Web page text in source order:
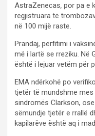
AstraZenecas, por pa e
regjistruara të
në 100 mijë raste.
Prandaj, përfitimi i
më i lartë se rreziku. Në
është i lejuar vetëm për
EMA ndërkohë po
tjetër të mundshme
sindromës Clarkson,
sëmundje tjetër e rrallë
kapilarëve është aq i